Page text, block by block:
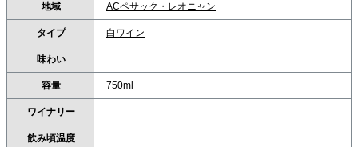
地域 ACペサック・レオニャン
タイプ 白ワイン
味わい
容量 750ml
ワイナリー
飲み頃温度